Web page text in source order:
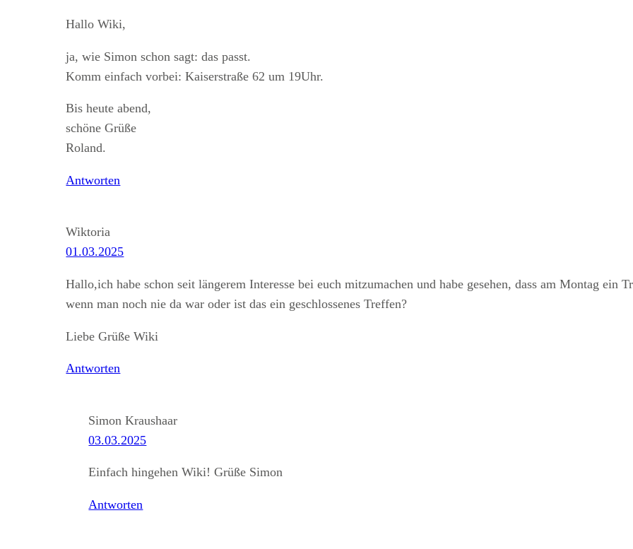
Hallo Wiki,
ja, wie Simon schon sagt: das passt.
Komm einfach vorbei: Kaiserstraße 62 um 19Uhr.
Bis heute abend,
schöne Grüße
Roland.
Antworten
Wiktoria
01.03.2025
Hallo,ich habe schon seit längerem Interesse bei euch mitzumachen und habe gesehen, dass am Montag ein
wenn man noch nie da war oder ist das ein geschlossenes Treffen?
Liebe Grüße Wiki
Antworten
Simon Kraushaar
03.03.2025
Einfach hingehen Wiki! Grüße Simon
Antworten